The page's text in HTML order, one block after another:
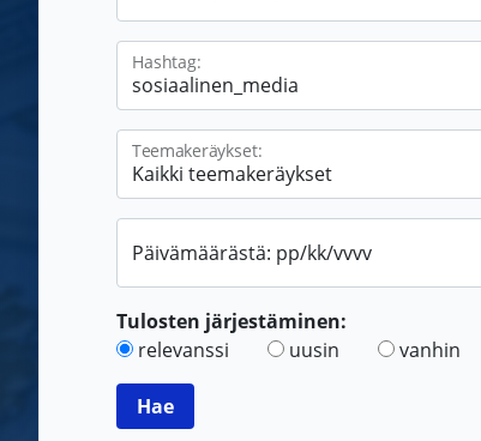
Hashtag:
Teemakeräykset:
Päivämäärästä: pp/kk/vvvv
Tulosten järjestäminen:
relevanssi
uusin vanhin